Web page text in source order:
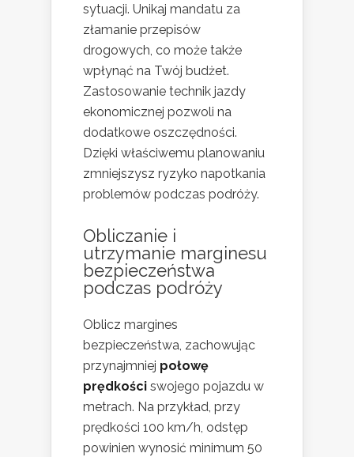
sytuacji. Unikaj mandatu za
złamanie przepisów
drogowych, co może także
wpłynąć na Twój budżet.
Zastosowanie technik jazdy
ekonomicznej pozwoli na
dodatkowe oszczędności.
Dzięki właściwemu planowaniu
zmniejszysz ryzyko napotkania
problemów podczas podróży.
Obliczanie i
utrzymanie marginesu
bezpieczeństwa
podczas podróży
Oblicz margines
bezpieczeństwa, zachowując
przynajmniej połowę
prędkości swojego pojazdu w
metrach. Na przykład, przy
prędkości 100 km/h, odstęp
powinien wynosić minimum 50